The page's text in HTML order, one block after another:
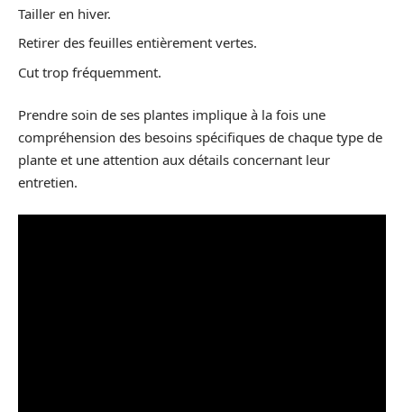
Tailler en hiver.
Retirer des feuilles entièrement vertes.
Cut trop fréquemment.
Prendre soin de ses plantes implique à la fois une
compréhension des besoins spécifiques de chaque type de
plante et une attention aux détails concernant leur
entretien.